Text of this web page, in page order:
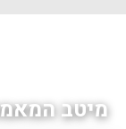
מיטב